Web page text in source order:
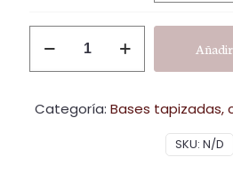
cantidad
SKU: N/D
Categoría: Bases tapizadas,